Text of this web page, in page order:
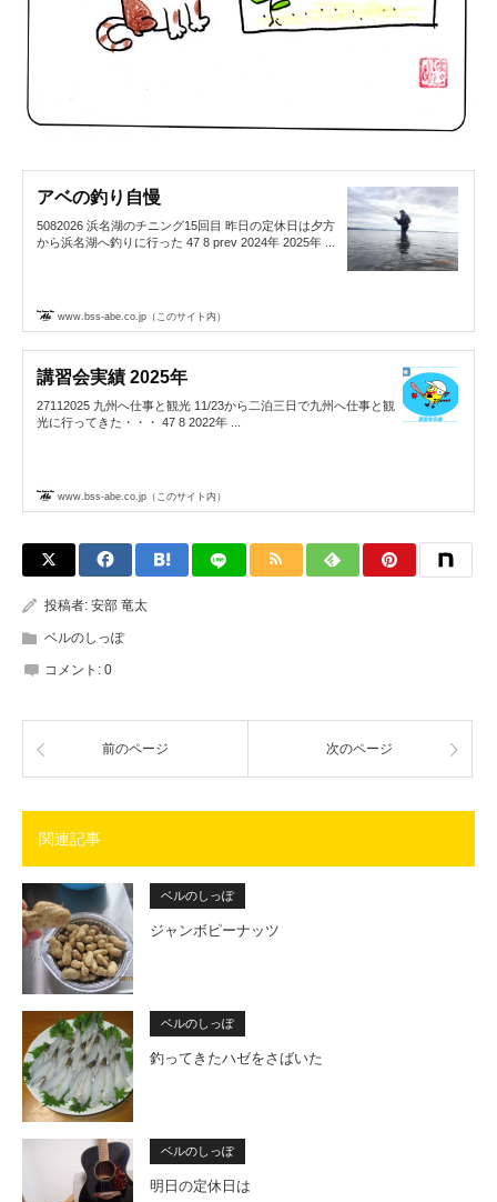
アベの釣り自慢
5082026 浜名湖のチニング15回目 昨日の定休日は夕方
から浜名湖へ釣りに行った 47 8 prev 2024年 2025年 ...
www.bss-abe.co.jp（このサイト内）
講習会実績 2025年
27112025 九州へ仕事と観光 11/23から二泊三日で九州へ仕事と観
光に行ってきた・・・ 47 8 2022年 ...
www.bss-abe.co.jp（このサイト内）
投稿者: 安部 竜太
ベルのしっぽ
コメント: 0
前のページ 次のページ
関連記事
ベルのしっぽ
ジャンボピーナッツ
ベルのしっぽ
釣ってきたハゼをさばいた
ベルのしっぽ
明日の定休日は